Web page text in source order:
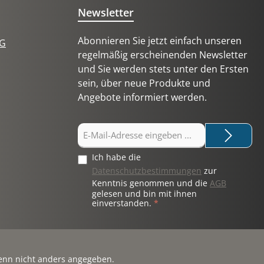
Sie
1.400
Freischaltung eines Nutzers für
Einsatz stehen verschiedene
Kontingentgrößen zur
Verfügung:• 50 App-Monate• 100
App-Monate• 150 App-Monate•
200 App-MonateGrößere oder
Kontingente können ebenfalls
vereinbart werden.Flexible
Verteilung auf Ihre KundenDie
enthaltenen App-Monate können
frei auf mehrere Nutzer und
unterschiedliche Laufzeiten
können Sie:• 10 Kunden jeweils 5
jeweils 5 Monate freischalten• 50
Newsletter
Abonnieren Sie jetzt einfach unseren
regelmäßig erscheinenden Newsletter
und Sie werden stets unter den Ersten
sein, über neue Produkte und
Angebote informiert werden.
E-
Mail-
Adresse
*
Ich habe die
Datenschutzbestimmungen zur
Kenntnis genommen und die AGB
gelesen und bin mit ihnen
einverstanden. *
nicht anders angegeben.